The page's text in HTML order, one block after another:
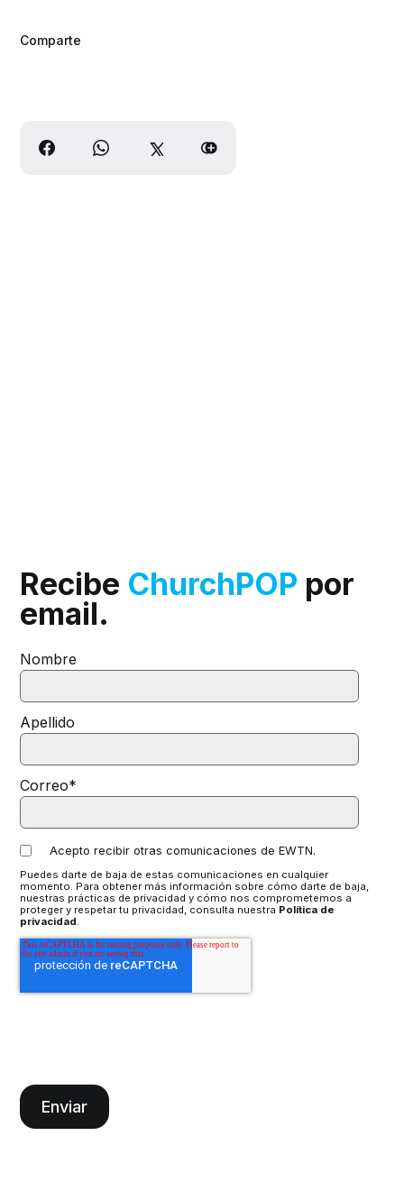
Comparte
Recibe ChurchPOP por
email.
Nombre
Apellido
Correo*
Acepto recibir otras comunicaciones de EWTN.
Puedes darte de baja de estas comunicaciones en cualquier
momento. Para obtener más información sobre cómo darte de baja,
nuestras prácticas de privacidad y cómo nos comprometemos a
proteger y respetar tu privacidad, consulta nuestra Política de
privacidad.